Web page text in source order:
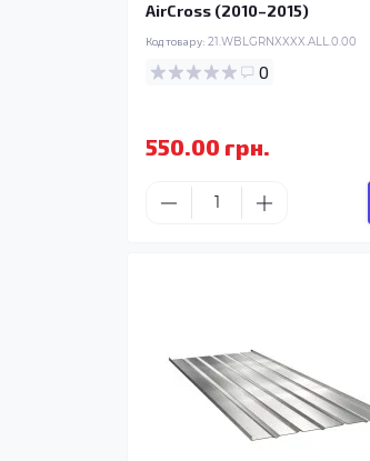
AirCross (2010–2015)
Код товару: 21.WBLGRNXXXX.ALL.0.00
0
550.00 грн.